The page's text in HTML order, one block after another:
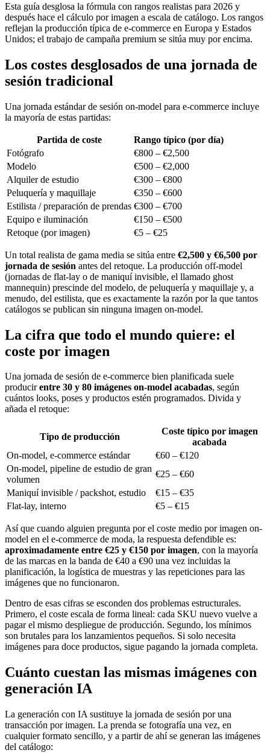
Esta guía desglosa la fórmula con rangos realistas para 2026 y
después hace el cálculo por imagen a escala de catálogo. Los rangos
reflejan la producción típica de e-commerce en Europa y Estados
Unidos; el trabajo de campaña premium se sitúa muy por encima.
Los costes desglosados de una jornada de
sesión tradicional
Una jornada estándar de sesión on-model para e-commerce incluye
la mayoría de estas partidas:
Partida de coste
Rango típico (por día)
Fotógrafo
€800 – €2,500
Modelo
€500 – €2,000
Alquiler de estudio
€300 – €800
Peluquería y maquillaje
€350 – €600
Estilista / preparación de prendas €300 – €700
Equipo e iluminación
€150 – €500
Retoque (por imagen)
€5 – €25
Un total realista de gama media se sitúa entre €2,500 y €6,500 por
jornada de sesión antes del retoque. La producción off-model
(jornadas de flat-lay o de maniquí invisible, el llamado ghost
mannequin) prescinde del modelo, de peluquería y maquillaje y, a
menudo, del estilista, que es exactamente la razón por la que tantos
catálogos se publican sin ninguna imagen on-model.
La cifra que todo el mundo quiere: el
coste por imagen
Una jornada de sesión de e-commerce bien planificada suele
producirentre 30 y 80 imágenes on-model acabadas, según
cuántos looks, poses y productos estén programados. Divida y
añada el retoque:
Tipo de producción
Coste típico por imagen
acabada
On-model, e-commerce estándar
€60 – €120
On-model, pipeline de estudio de gran
volumen
€25 – €60
Maniquí invisible / packshot, estudio
€15 – €35
Flat-lay, interno
€5 – €15
Así que cuando alguien pregunta por el coste medio por imagen on-
model en el e-commerce de moda, la respuesta defendible es:
aproximadamente entre €25 y €150 por imagen, con la mayoría
de las marcas en la banda de €40 a €90 una vez incluidas la
planificación, la logística de muestras y las repeticiones para las
imágenes que no funcionaron.
Dentro de esas cifras se esconden dos problemas estructurales.
Primero, el coste escala de forma lineal: cada SKU nuevo vuelve a
pagar el mismo despliegue de producción. Segundo, los mínimos
son brutales para los lanzamientos pequeños. Si solo necesita
imágenes para doce productos, sigue pagando la jornada completa.
Cuánto cuestan las mismas imágenes con
generación IA
La generación con IA sustituye la jornada de sesión por una
transacción por imagen. La prenda se fotografía una vez, en
cualquier formato sencillo, y a partir de ahí se generan las imágenes
del catálogo: